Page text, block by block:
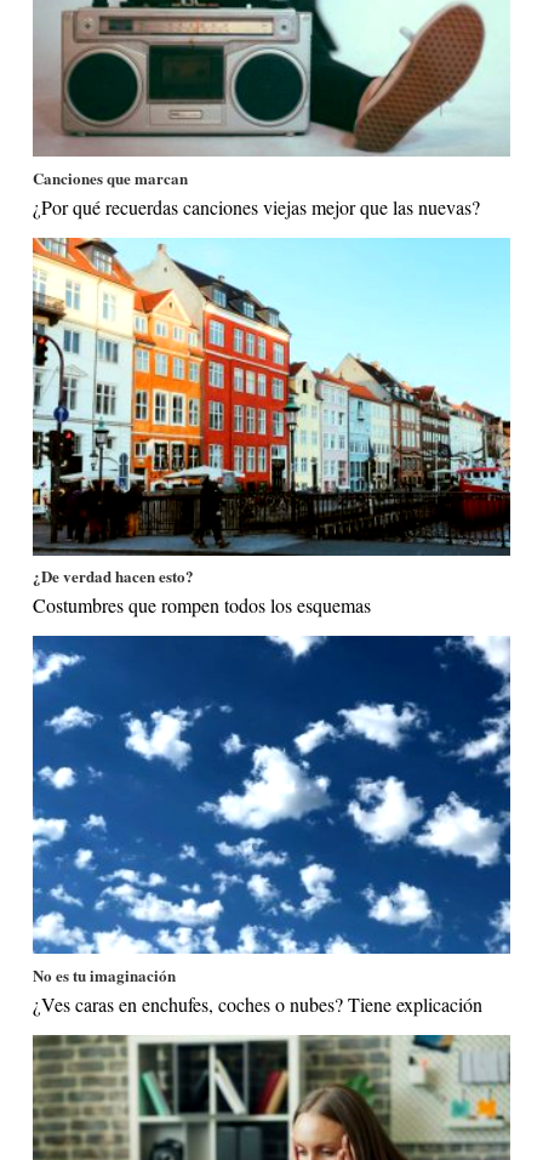
Canciones que marcan
¿Por qué recuerdas canciones viejas mejor que las nuevas?
¿De verdad hacen esto?
Costumbres que rompen todos los esquemas
No es tu imaginación
¿Ves caras en enchufes, coches o nubes? Tiene explicación